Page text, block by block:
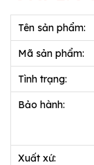
Tên sản phẩm:
Mã sản phẩm:
Tình trạng:
Bảo hành:
Xuất xứ: